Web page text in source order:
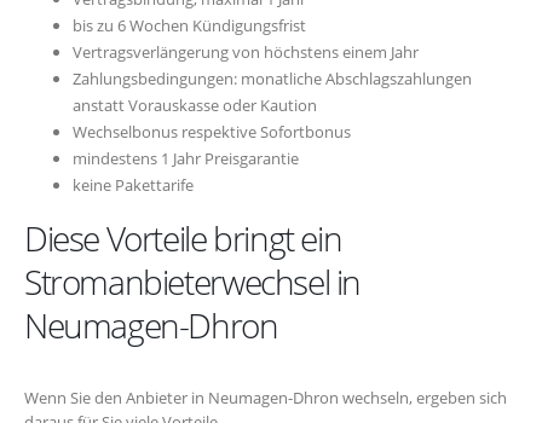
bis zu 6 Wochen Kündigungsfrist
Vertragsverlängerung von höchstens einem Jahr
Zahlungsbedingungen: monatliche Abschlagszahlungen
anstatt Vorauskasse oder Kaution
Wechselbonus respektive Sofortbonus
mindestens 1 Jahr Preisgarantie
keine Pakettarife
Diese Vorteile bringt ein
Stromanbieterwechsel in
Neumagen-Dhron
Wenn Sie den Anbieter in Neumagen-Dhron wechseln, ergeben sich